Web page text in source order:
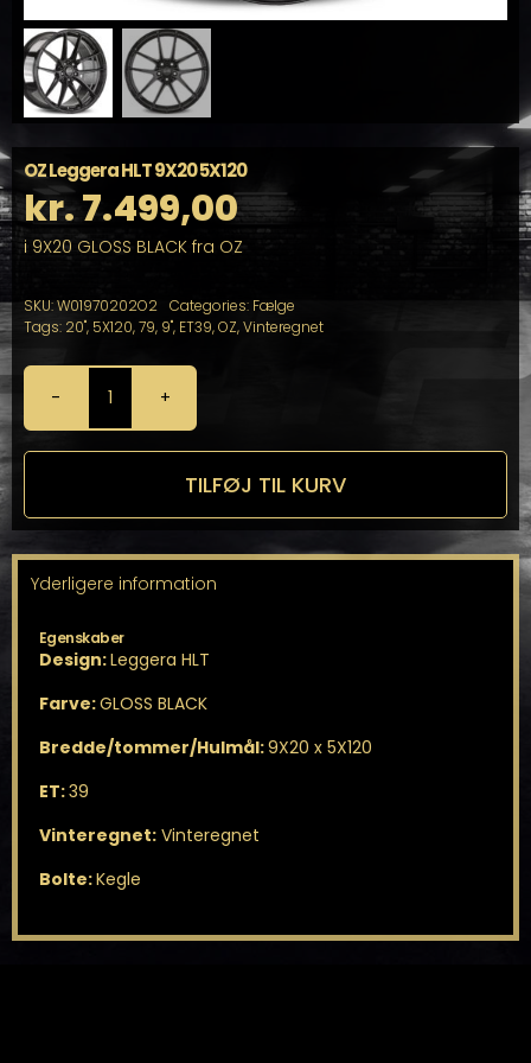
OZ Leggera HLT 9X20 5X120
kr.7.499,00
i 9X20 GLOSS BLACK fra OZ
SKU:W01970202O2 Categories: Fælge
Tags: 20", 5X120,79, 9", ET39,OZ,Vinteregnet
OZ
Leggera
HLT
antal
TILFØJ TIL KURV
Yderligere information
Egenskaber
Design:Leggera HLT
Farve:GLOSS BLACK
Bredde/tommer/Hulmål:9X20 x 5X120
ET:39
Vinteregnet:Vinteregnet
Bolte:Kegle